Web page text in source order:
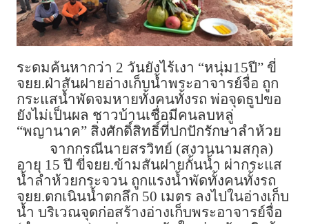
ระดมค้นหากว่า 2 วันยังไร้เงา “หนุ่ม15ปี” ขี่
จยย.ฝ่าสันฝายอ่างเก็บน้ำพระอาจารย์จื่อ ถูก
กระแสน้ำพัดจมหายทั้งคนทั้งรถ พ่อจุดธูปขอ
ยังไม่เป็นผล ชาวบ้านเชื่อมีคนลบหลู่
“พญานาค” สิ่งศักดิ์สิทธิ์ที่ปกปักรักษาลำห้วย
จากกรณีนายสรวิทย์ (สงวนนามสกุล)
อายุ 15 ปี ขี่จยย.ข้ามสันฝายกั้นน้ำ ผ่ากระแส
น้ำลำห้วยกระจวน ถูกแรงน้ำพัดทั้งคนทั้งรถ
จยย.ตกเนินน้ำตกลึก 50 เมตร ลงไปในอ่างเก็บ
น้ำ บริเวณจุดก่อสร้างอ่างเก็บพระอาจารย์จื่อ